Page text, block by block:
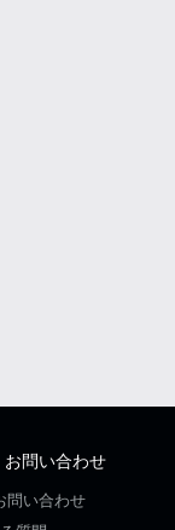
お問い合わせ
問い合わせ